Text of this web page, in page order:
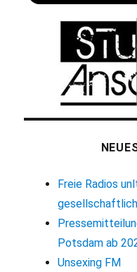
Freie Radios
Potsdam ab
Unsexing FM